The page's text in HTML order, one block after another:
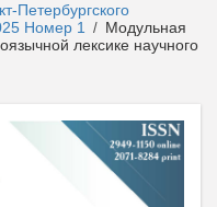
Петербургского
Номер 1 / Модульная
лексике научного